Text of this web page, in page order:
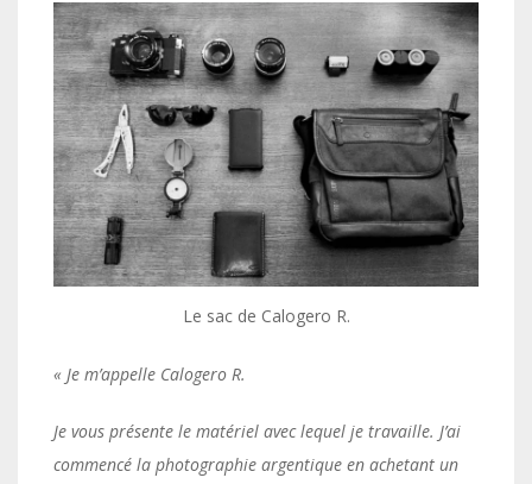
Le sac de Calogero R.
« Je m’appelle Calogero R.
Je vous présente le matériel avec lequel je travaille. J’ai
commencé la photographie argentique en achetant un